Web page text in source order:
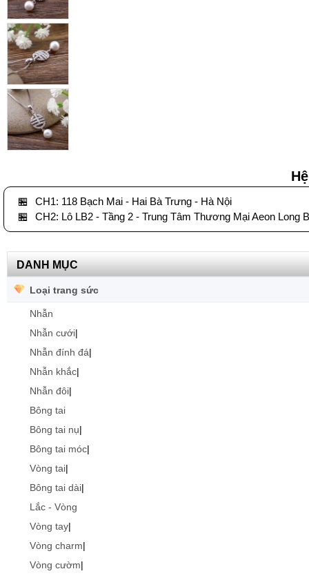
🏪
CH1: 118 Bạch Mai - Hai Bà Trưng - Hà Nội
🏪
CH2: Lô LB2 - Tầng 2 - Trung Tâm Thương Mại Aeon Long
DANH MỤC
Loại trang sức
Nhẫn
Nhẫn cưới|
Nhẫn đính đá|
Nhẫn khắc|
Nhẫn đôi|
Bông tai
Bông tai nụ|
Bông tai móc|
Vòng tai|
Bông tai dài|
Lắc - Vòng
Vòng tay|
Vòng charm|
Vòng cườm|